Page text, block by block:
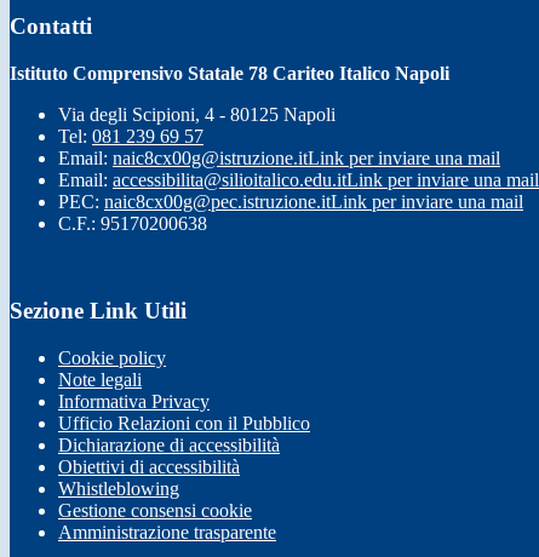
Contatti
Istituto Comprensivo Statale 78 Cariteo Italico Napoli
Via degli Scipioni, 4 - 80125 Napoli
Tel: 081 239 69 57
Email: naic8cx00g@istruzione.itLink per inviare una mail
Email: accessibilita@silioitalico.edu.itLink per inviare una mail
PEC: naic8cx00g@pec.istruzione.itLink per inviare una mail
C.F.: 95170200638
Sezione Link Utili
Cookie policy
Note legali
Informativa Privacy
Ufficio Relazioni con il Pubblico
Dichiarazione di accessibilità
Obiettivi di accessibilità
Whistleblowing
Gestione consensi cookie
Amministrazione trasparente